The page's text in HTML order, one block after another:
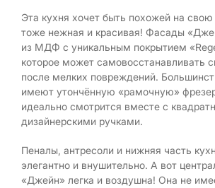
Эта кухня хочет быть похожей на свою
тоже нежная и красивая! Фасады
из МДФ с уникальным покрытием
которое может самовосстанавливать
после мелких повреждений.
имеют утончённую «рамочную»
идеально смотрится вместе с
дизайнерскими ручками.
Пеналы, антресоли и нижняя часть
элегантно и внушительно. А вот
«Джейн» легка и воздушна! Она не